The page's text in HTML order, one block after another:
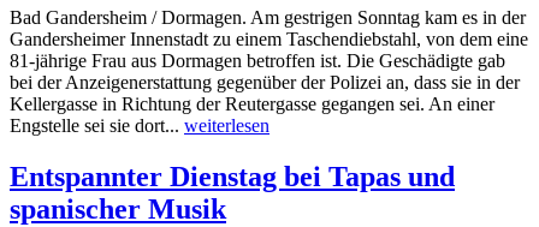
Bad Gandersheim / Dormagen. Am gestrigen Sonntag kam es in der
Gandersheimer Innenstadt zu einem Taschendiebstahl, von dem eine
81-jährige Frau aus Dormagen betroffen ist. Die Geschädigte gab
bei der Anzeigenerstattung gegenüber der Polizei an, dass sie in der
Kellergasse in Richtung der Reutergasse gegangen sei. An einer
Engstelle sei sie dort... weiterlesen
Entspannter Dienstag bei Tapas und
spanischer Musik